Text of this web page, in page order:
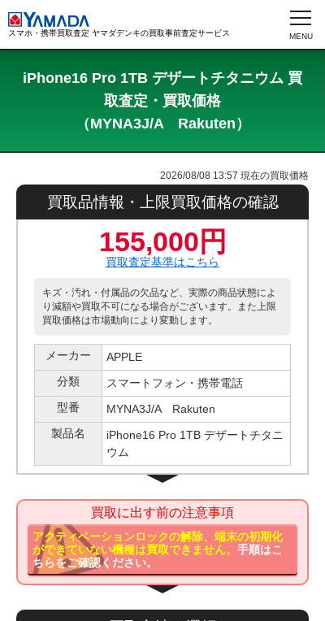
スマホ・携帯買取査定 ヤマダデンキの買取事前査定サービス
iPhone16 Pro 1TB デザートチタニウム 買
取査定・買取価格
（MYNA3J/A Rakuten）
2026/08/08 13:57 現在の買取価格
買取品情報・上限買取価格の確認
155,000円
買取査定基準はこちら
キズ・汚れ・付属品の欠品など、実際の商品状態によ
り減額や買取不可になる場合がございます。また上限
買取価格は市場動向により変動します。
メーカー
APPLE
分類
スマートフォン・携帯電話
型番
MYNA3J/A Rakuten
製品名
iPhone16 Pro 1TB デザートチタニ
ウム
買取に出す前の注意事項
アクティベーションロックの解除、端末の初期化
ができていない機種は買取できません。手順はこ
ちらをご確認ください。